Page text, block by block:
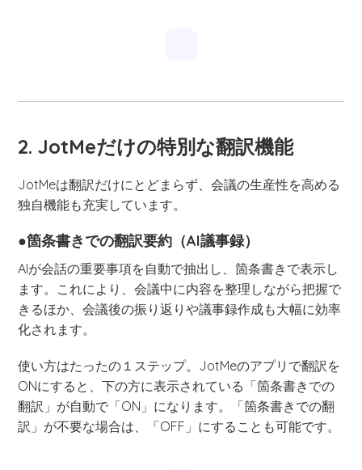
2. JotMeだけの特別な翻訳機能
JotMeは翻訳だけにとどまらず、会議の生産性を高める
独自機能も充実しています。
●箇条書きでの翻訳要約（AI議事録）
AIが会話の重要事項を自動で抽出し、箇条書きで表示し
ます。これにより、会議中に内容を整理しながら把握で
きるほか、会議後の振り返りや議事録作成も大幅に効率
化されます。
使い方はたったの１ステップ。JotMeのアプリで翻訳を
ONにすると、下の方に表示されている「箇条書きでの
翻訳」が自動で「ON」になります。「箇条書きでの翻
訳」が不要な場合は、「OFF」にすることも可能です。